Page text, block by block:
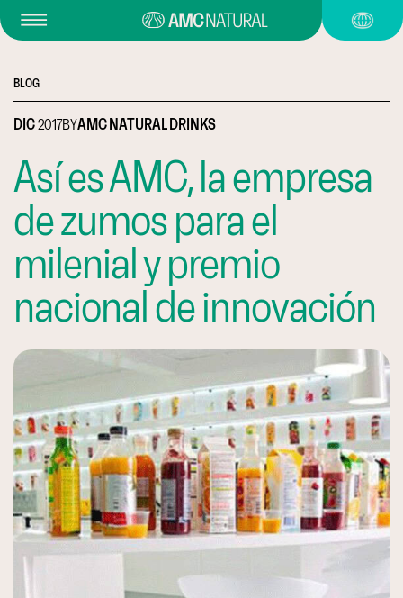
BLOG
DIC2017BYAMC NATURAL DRINKS
Así es AMC, la empresa
de zumos para el
milenial y premio
nacional de innovación